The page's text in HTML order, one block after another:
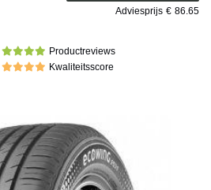
Adviesprijs € 86.65
Productreviews
Kwaliteitsscore